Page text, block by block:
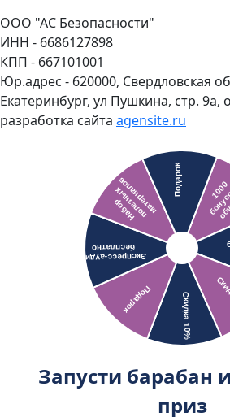
ООО "АС Безопасности"
ИНН - 6686127898
КПП - 667101001
Юр.адрес - 620000, Свердловская
Екатеринбург, ул Пушкина, стр. 9а,
разработка сайта agensite.ru
Запусти барабан
приз